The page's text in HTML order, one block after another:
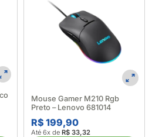
Mouse Gamer M210 Rgb
Preto – Lenovo 681014
R$ 199,90
Até 6x de R$ 33,32